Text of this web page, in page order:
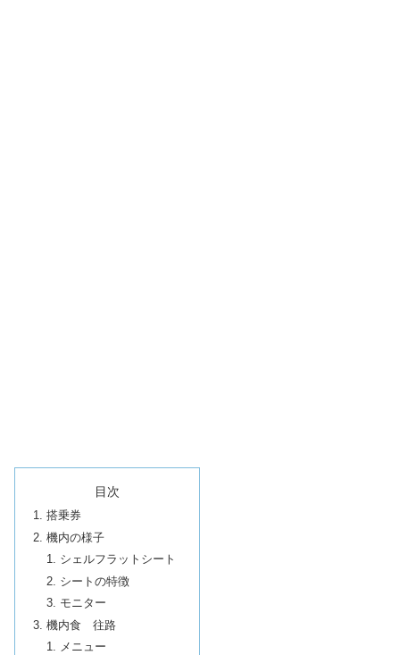
目次
搭乗券
機内の様子
シェルフラットシート
シートの特徴
モニター
機内食 往路
メニュー